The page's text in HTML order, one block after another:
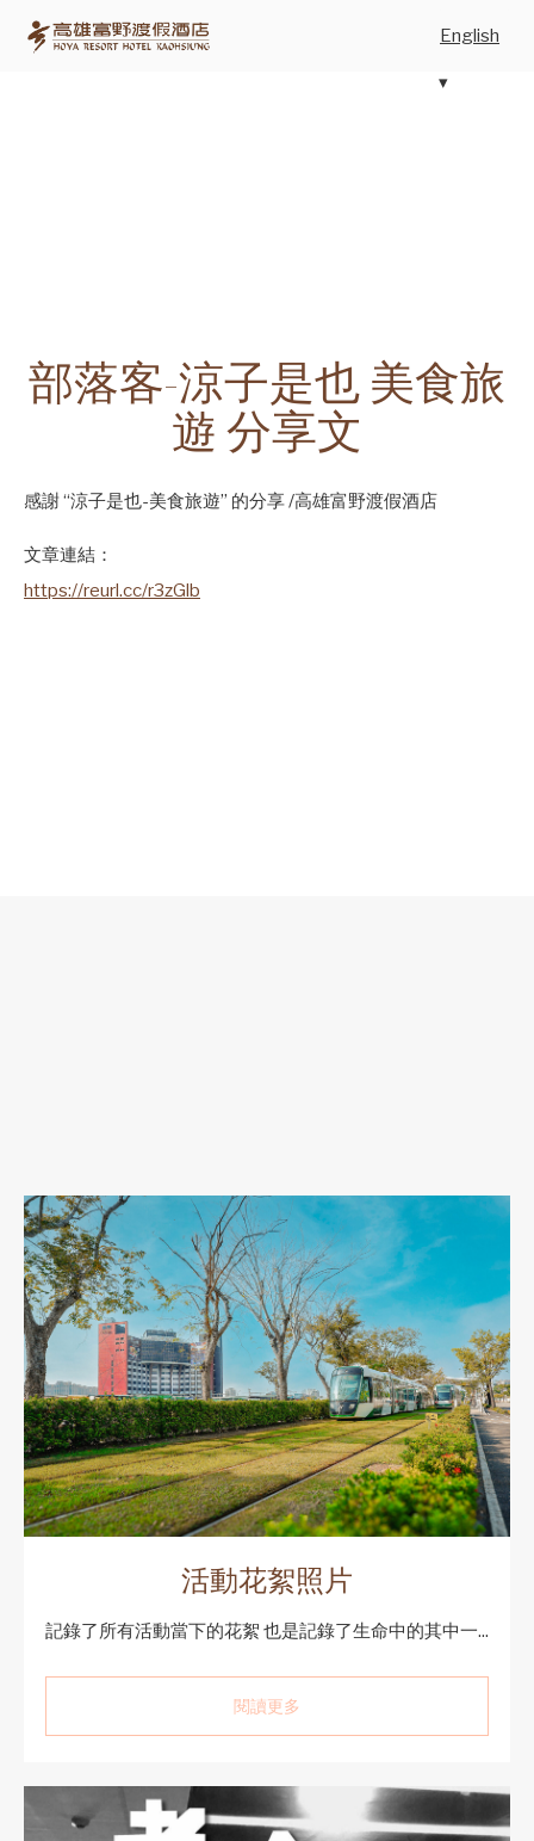
English
部落客-涼子是也 美食旅
遊 分享文
感謝 “涼子是也-美食旅遊” 的分享 /高雄富野渡假酒店
文章連結：
https://reurl.cc/r3zGlb
活動花絮照片
記錄了所有活動當下的花絮 也是記錄了生命中的其中一...
閱讀更多